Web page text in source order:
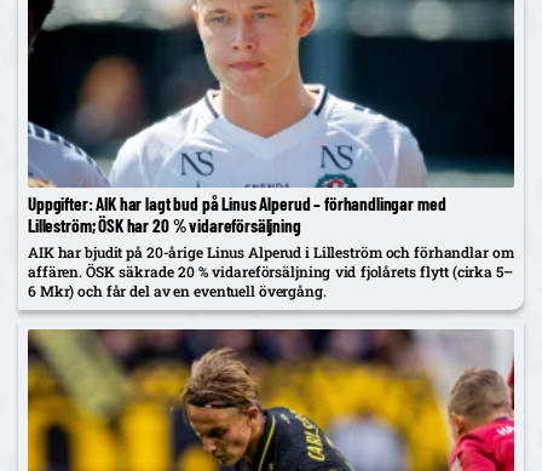
Uppgifter: AIK har lagt bud på Linus Alperud – förhandlingar med
Lilleström; ÖSK har 20 % vidareförsäljning
AIK har bjudit på 20-årige Linus Alperud i Lilleström och förhandlar om
affären. ÖSK säkrade 20 % vidareförsäljning vid fjolårets flytt (cirka 5–
6 Mkr) och får del av en eventuell övergång.